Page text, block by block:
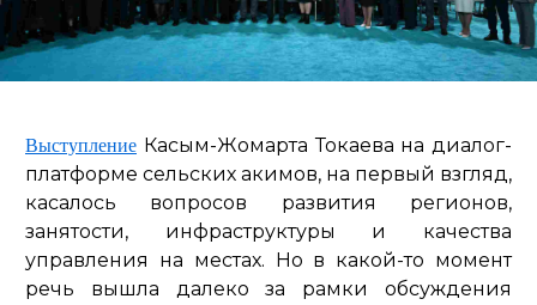
Выступление Касым-Жомарта Токаева на диалог-
платформе сельских акимов, на первый взгляд,
касалось вопросов развития регионов,
занятости, инфраструктуры и качества
управления на местах. Но в какой-то момент
речь вышла далеко за рамки обсуждения